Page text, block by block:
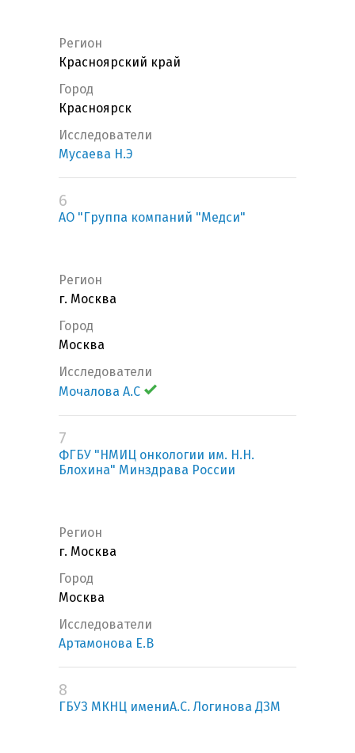
Регион
Красноярский край
Город
Красноярск
Исследователи
Мусаева Н.Э
6
АО "Группа компаний "Медси"
Регион
г. Москва
Город
Москва
Исследователи
Мочалова А.С
7
ФГБУ "НМИЦ онкологии им. Н.Н.
Блохина" Минздрава России
Регион
г. Москва
Город
Москва
Исследователи
Артамонова Е.В
8
ГБУЗ МКНЦ имениА.С. Логинова ДЗМ